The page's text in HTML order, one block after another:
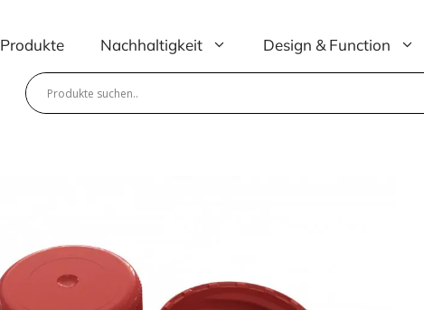
Produkte Nachhaltigkeit Design & Function